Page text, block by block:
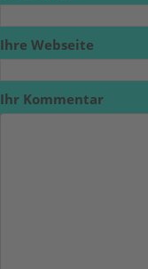
Ihre Webseite
Ihr Kommentar